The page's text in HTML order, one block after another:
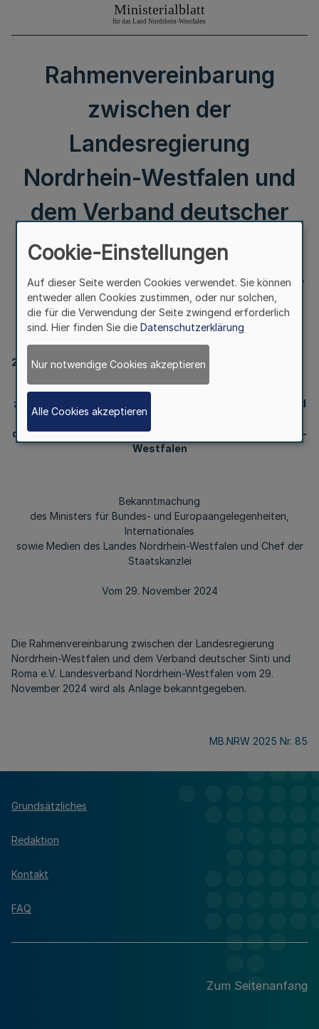
Rahmenvereinbarung
zwischen der
Landesregierung
Nordrhein-Westfalen und
dem Verband deutscher
Sinti und Roma e.V.
Landesverband Nordrhein-
Westfalen
222
Rahmenvereinbarung
zwischen der Landesregierung Nordrhein-Westfalen und
dem Verband
deutscher Sinti und Roma e.V. Landesverband Nordrhein-
Westfalen
Bekanntmachung
des Ministers für Bundes- und Europaangelegenheiten,
Internationales
sowie Medien des Landes Nordrhein-Westfalen und Chef der
Staatskanzlei
Vom 29. November 2024
Die Rahmenvereinbarung zwischen der Landesregierung
Nordrhein-Westfalen und dem Verband deutscher Sinti und
Roma e.V. Landesverband Nordrhein-Westfalen vom 29.
November 2024 wird als Anlage bekanntgegeben.
MB.NRW 2025 Nr. 85
Grundsätzliches
Redaktion
Kontakt
FAQ
Zum Seitenanfang
Cookie-Einstellungen
Auf dieser Seite werden Cookies verwendet. Sie können
entweder allen Cookies zustimmen, oder nur solchen,
die für die Verwendung der Seite zwingend erforderlich
sind. Hier finden Sie die Datenschutzerklärung
Nur notwendige Cookies akzeptieren
Alle Cookies akzeptieren